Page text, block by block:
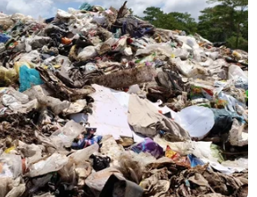
London, một
giữ
Đức chuyển